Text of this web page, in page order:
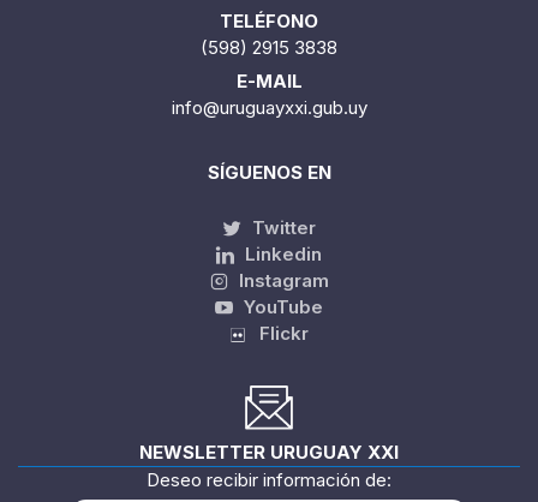
TELÉFONO
(598) 2915 3838
E-MAIL
info@uruguayxxi.gub.uy
SÍGUENOS EN
Twitter
Linkedin
Instagram
YouTube
Flickr
NEWSLETTER URUGUAY XXI
Deseo recibir información de: